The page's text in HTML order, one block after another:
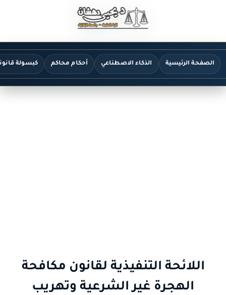
الصفحة الرئيسية الذكاء الاصطناعي أحكام محاكم كبسولة
اللائحة التنفيذية لقانون مكافحة
الهجرة غير الشرعية وتهريب